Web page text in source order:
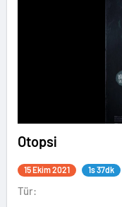
Otopsi
15 Ekim 2021 1s 37dk
Tür: